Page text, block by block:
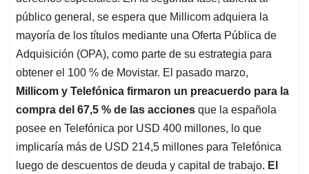
público general, se espera que Millicom adquiera la
mayoría de los títulos mediante una Oferta Pública de
Adquisición (OPA), como parte de su estrategia para
obtener el 100 % de Movistar. El pasado marzo,
Millicom y Telefónica firmaron un preacuerdo para la
compra del 67,5 % de las acciones que la española
posee en Telefónica por USD 400 millones, lo que
implicaría más de USD 214,5 millones para Telefónica
luego de descuentos de deuda y capital de trabajo. El